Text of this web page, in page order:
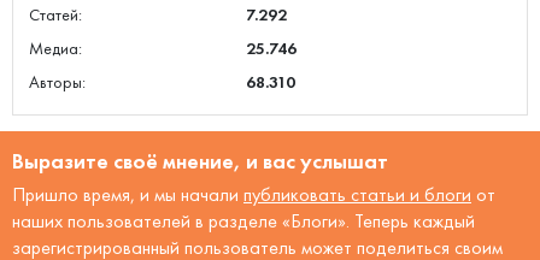
Статей:
7.292
Медиа:
25.746
Авторы:
68.310
Выразите своё мнение, и вас услышат
Пришло время, и мы начали публиковать статьи и блоги от
наших пользователей в разделе «Блоги». Теперь каждый
зарегистрированный пользователь может поделиться своим